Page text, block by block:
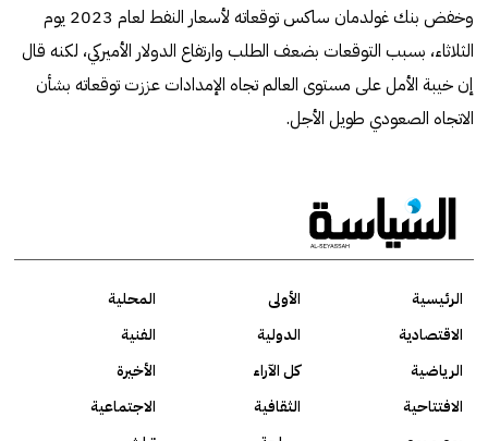
وخفض بنك غولدمان ساكس توقعاته لأسعار النفط لعام 2023 يوم
الثلاثاء، بسبب التوقعات بضعف الطلب وارتفاع الدولار الأميركي، لكنه قال
إن خيبة الأمل على مستوى العالم تجاه الإمدادات عززت توقعاته بشأن
الاتجاه الصعودي طويل الأجل.
الرئيسية الأولى
المحلية
الاقتصادية
الدولية
الفنية
الرياضية
كل الآراء
الأخيرة
الافتتاحية
الثقافية
الاجتماعية